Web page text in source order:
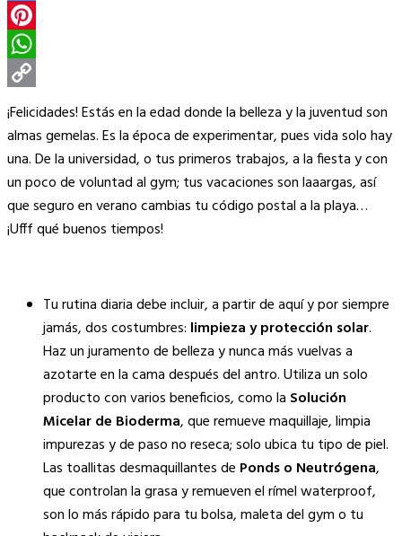
Twitter
Pinterest
WhatsApp
Copy
Link
¡Felicidades! Estás en la edad donde la belleza y la juventud son
almas gemelas. Es la época de experimentar, pues vida solo hay
una. De la universidad, o tus primeros trabajos, a la fiesta y con
un poco de voluntad al gym; tus vacaciones son laaargas, así
que seguro en verano cambias tu código postal a la playa…
¡Ufff qué buenos tiempos!
Tu rutina diaria debe incluir, a partir de aquí y por siempre
jamás, dos costumbres: limpieza y protección solar.
Haz un juramento de belleza y nunca más vuelvas a
azotarte en la cama después del antro. Utiliza un solo
producto con varios beneficios, como la Solución
Micelar de Bioderma, que remueve maquillaje, limpia
impurezas y de paso no reseca; solo ubica tu tipo de piel.
Las toallitas desmaquillantes de Ponds o Neutrógena,
que controlan la grasa y remueven el rímel waterproof,
son lo más rápido para tu bolsa, maleta del gym o tu